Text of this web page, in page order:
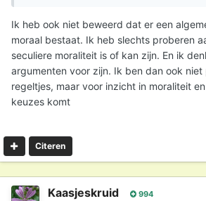
we onze vijanden liefhebben. G.K.
daarover dat dat wellicht is omdat die
naasten zijn.
Maar dat kunnen we
nu? Gaat Jezus te ver? Of vertelt de
ons zodanig wil veranderen dat we dat
zelfs willen? Dit gaat dus verder dan
Ik heb ook niet beweerd dat er een
moraal bestaat. Ik heb slechts proberen
seculiere moraliteit is of kan zijn. En ik
argumenten voor zijn. Ik ben dan ook niet
regeltjes, maar voor inzicht in moraliteit
keuzes komt
Citeren
Kaasjeskruid 994